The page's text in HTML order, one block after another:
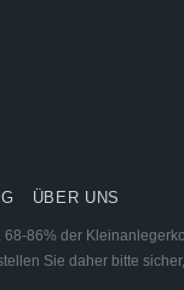
ÜBER UNS
86% der
Sie daher bitte